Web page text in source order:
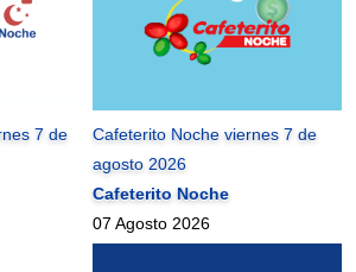
7 de
Cafeterito Noche viernes 7 de
agosto 2026
Cafeterito Noche
07 Agosto 2026